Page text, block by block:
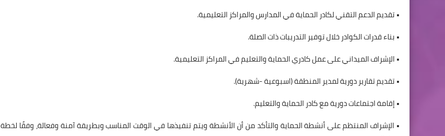
• تقديم الدعم التقني لكادر الحماية في المدارس والمراكز التعليمية.
• بناء قدرات الكوادر خلال توفير التدريبات ذات الصلة.
• الإشراف الميداني على عمل كادري الحماية والتعليم في المراكز التعليمية.
• تقديم تقارير دورية لمدير المنطقة (اسبوعية -شهرية).
• إقامة اجتماعات دورية مع كادر الحماية والتعليم.
• الإشراف المنتظم على أنشطة الحماية والتأكد من أن الأنشطة ويتم تنفيذها في الوقت المناسب وبطريقة آمنة وفعالة، وفقًا لخطة